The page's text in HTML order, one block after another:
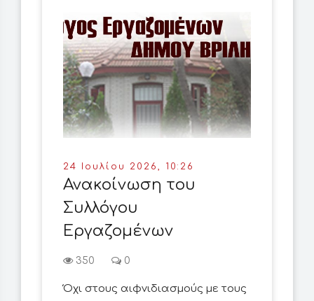
24 Ιουλίου 2026, 10:26
Ανακοίνωση του
Συλλόγου
Εργαζομένων
350 0
Όχι στους αιφνιδιασμούς με τους